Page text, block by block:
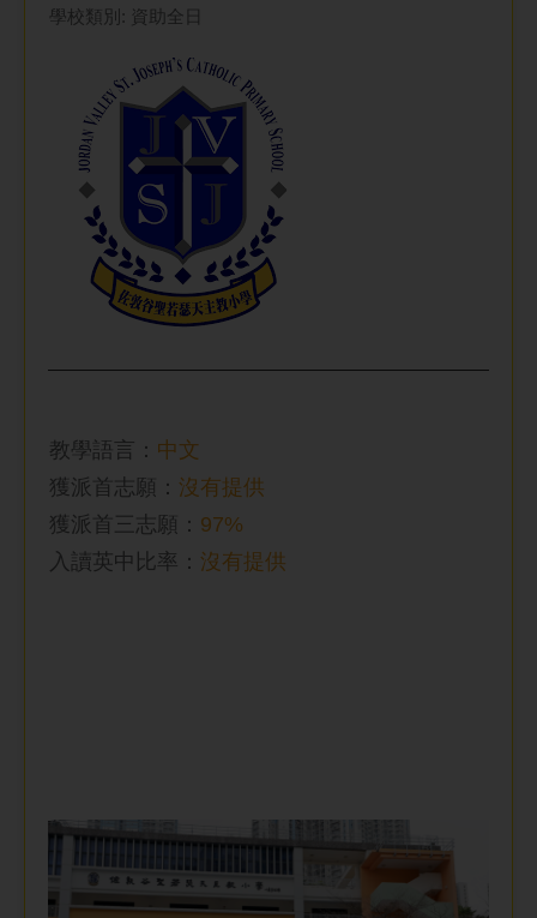
學校類別: 資助全日
教學語言： 中文
獲派首志願： 沒有提供
獲派首三志願： 97%
入讀英中比率 ： 沒有提供